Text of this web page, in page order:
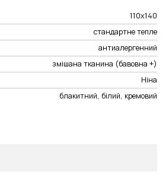
110х140
стандартне тепле
антиалергенний
змішана тканина (бавовна +)
Ніна
блакитний, білий, кремовий